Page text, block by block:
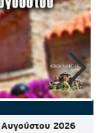
Αυγούστου 2026